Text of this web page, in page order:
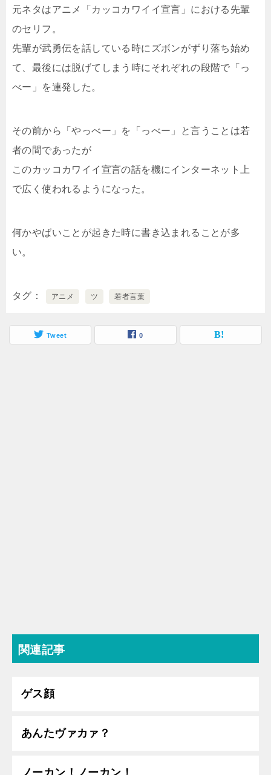
元ネタはアニメ「カッコカワイイ宣言」における先輩
のセリフ。
先輩が武勇伝を話している時にズボンがずり落ち始め
て、最後には脱げてしまう時にそれぞれの段階で「っ
べー」を連発した。
その前から「やっべー」を「っべー」と言うことは若
者の間であったが
このカッコカワイイ宣言の話を機にインターネット上
で広く使われるようになった。
何かやばいことが起きた時に書き込まれることが多
い。
タグ アニメ ツ 若者言葉
Tweet 0
関連記事
ゲス顔
あんたヴァカァ？
ノーカン！ノーカン！